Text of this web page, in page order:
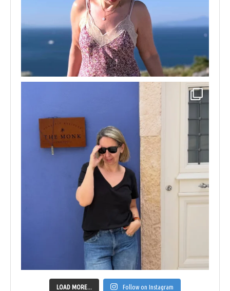
LOAD MORE... Follow on Instagram